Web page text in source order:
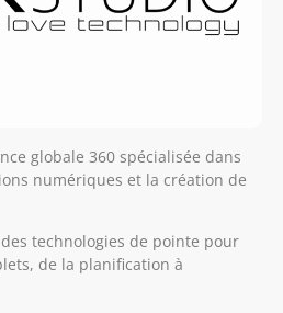
globale 360 spécialisée dans
numériques et la création de
technologies de pointe pour
de la planification à